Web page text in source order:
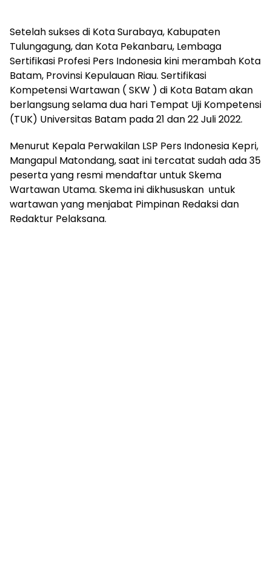
Setelah sukses di Kota Surabaya, Kabupaten
Tulungagung, dan Kota Pekanbaru, Lembaga
Sertifikasi Profesi Pers Indonesia kini merambah Kota
Batam, Provinsi Kepulauan Riau. Sertifikasi
Kompetensi Wartawan ( SKW ) di Kota Batam akan
berlangsung selama dua hari Tempat Uji Kompetensi
(TUK) Universitas Batam pada 21 dan 22 Juli 2022.
Menurut Kepala Perwakilan LSP Pers Indonesia Kepri,
Mangapul Matondang, saat ini tercatat sudah ada 35
peserta yang resmi mendaftar untuk Skema
Wartawan Utama. Skema ini dikhususkan untuk
wartawan yang menjabat Pimpinan Redaksi dan
Redaktur Pelaksana.